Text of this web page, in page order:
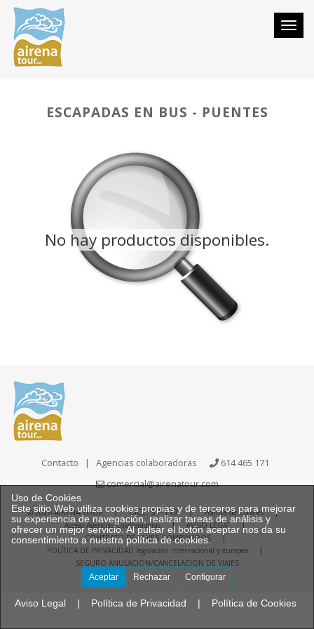
ESCAPADAS EN BUS - PUENTES
No hay productos disponibles.
Contacto |Agencias colaboradoras
614 465 171
comercial@airenatour.com
© 2026 AIRENA TOUR | CICL: 37-113 | Política de Cookies |
Acceso Agencias Colaboradoras | AVISO LEGAL |
CONTRATO DE VIAJES COMBINADOS |
POLÍTICA DE PRIVACIDAD legislación internacional y europea |
SEGURO ANULACION/CANCELACION DE VIAJES
Uso de Cookies
Este sitio Web utiliza cookies propias y de terceros para mejorar
su experiencia de navegación, realizar tareas de análisis y
ofrecer un mejor servicio. Al pulsar el botón aceptar nos da su
consentimiento a nuestra política de cookies.
Aceptar Rechazar Configurar
Aviso Legal Política de Privacidad Política de Cookies